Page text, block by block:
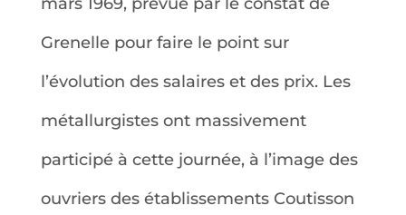
Grenelle pour faire le point sur
l’évolution des salaires et des prix. Les
métallurgistes ont massivement
participé à cette journée, à l’image des
ouvriers des établissements Coutisson